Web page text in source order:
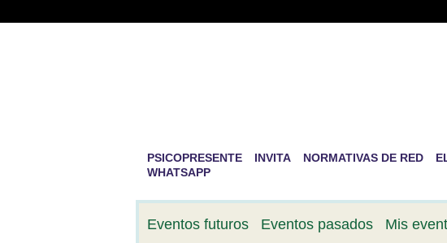
PSICOPRESENTE INVITA NORMATIVAS DE RED
WHATSAPP
Eventos futuros Eventos pasados Mis